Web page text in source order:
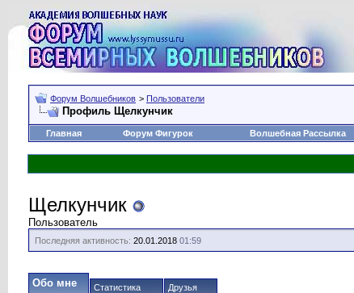
Форум Волшебников > Пользователи
Профиль Щелкунчик
Главная
Форум Фигурок Волшебная Рассылка
Щелкунчик
Пользователь
Последняя активность: 20.01.2018 01:59
Обо мне Статистика Друзья